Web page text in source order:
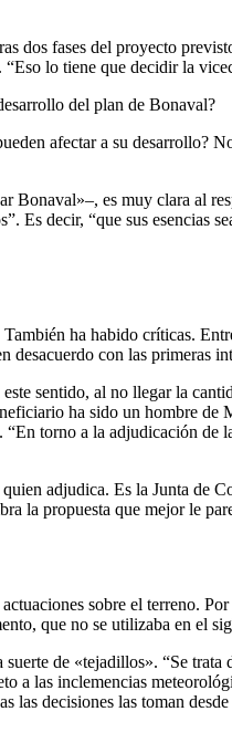
fases del proyecto
lo tiene que decidir la
del plan de Bonaval?
afectar a su
es muy clara al
Es decir, “que sus esencias
ha habido críticas.
desacuerdo con las primeras
sentido, al no llegar la
ha sido un hombre
torno a la adjudicación
adjudica. Es la Junta de
la propuesta que mejor le
sobre el terreno.
que no se utilizaba en el
de «tejadillos». “Se
las inclemencias
decisiones las toman